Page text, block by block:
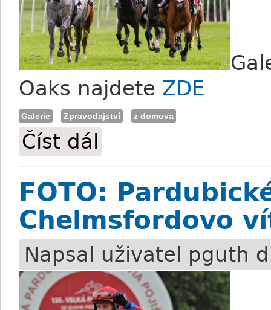
Oaks najdete ZDE
Galerie Zpravodajství z domova
Číst dál
FOTO:
Chelmsfordovo
Napsal uživatel pguth